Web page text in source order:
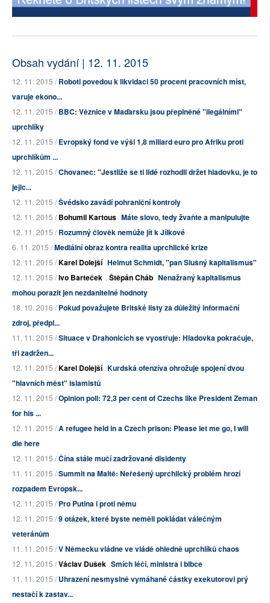
Obsah vydání | 12. 11. 2015
12. 11. 2015 /Roboti povedou k likvidaci 50 procent pracovních míst,
varuje ekono...
12. 11. 2015 /BBC: Věznice v Maďarsku jsou přeplněné "ilegálními"
uprchlíky
12. 11. 2015 /Evropský fond ve výši 1,8 miliard euro pro Afriku proti
uprchlíkům ...
12. 11. 2015 /Chovanec: "Jestliže se ti lidé rozhodli držet hladovku, je to
jejic...
12. 11. 2015 /Švédsko zavádí pohraniční kontroly
12. 11. 2015 /Bohumil Kartous Máte slovo, tedy žvaňte a manipulujte
12. 11. 2015 /Rozumný člověk nemůže jít k Jílkové
6. 11. 2015 /Mediální obraz kontra realita uprchlické krize
12. 11. 2015 /Karel Dolejší Helmut Schmidt, "pan Slušný kapitalismus"
12. 11. 2015 /Ivo Barteček , Štěpán Cháb Nenažraný kapitalismus
mohou porazit jen nezdanitelné hodnoty
18. 10. 2016 /Pokud považujete Britské listy za důležitý informační
zdroj, předpl...
11. 11. 2015 /Situace v Drahonicích se vyostřuje: Hladovka pokračuje,
tři zadržen...
12. 11. 2015 /Karel Dolejší Kurdská ofenzíva ohrožuje spojení dvou
"hlavních měst" islamistů
12. 11. 2015 /Opinion poll: 72,3 per cent of Czechs like President Zeman
for his ...
12. 11. 2015 /A refugee held in a Czech prison: Please let me go, I will
die here
12. 11. 2015 /Čína stále mučí zadržované disidenty
11. 11. 2015 /Summit na Maltě: Neřešený uprchlický problém hrozí
rozpadem Evropsk...
12. 11. 2015 /Pro Putina i proti němu
12. 11. 2015 /9 otázek, které byste neměli pokládat válečným
veteránům
11. 11. 2015 /V Německu vládne ve vládě ohledně uprchlíků chaos
12. 11. 2015 /Václav Dušek Smích léčí, ministra i blbce
11. 11. 2015 /Uhrazení nesmyslně vymáhané částky exekutorovi prý
nestačí k zastav...